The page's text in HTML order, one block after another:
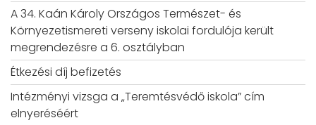
A 34. Kaán Károly Országos Természet- és
Környezetismereti verseny iskolai fordulója került
megrendezésre a 6. osztályban
Étkezési díj befizetés
Intézményi vizsga a „Teremtésvédő iskola” cím
elnyeréséért